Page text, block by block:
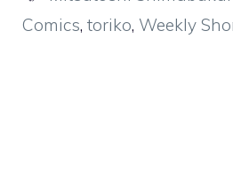
Comics, toriko, Weekly